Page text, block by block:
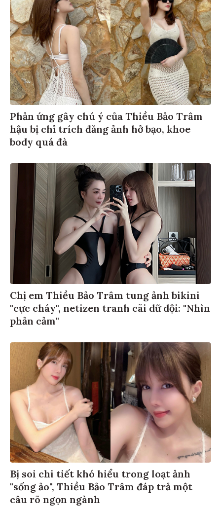
Phản ứng gây chú ý của Thiều Bảo Trâm
hậu bị chỉ trích đăng ảnh hở bạo, khoe
body quá đà
Chị em Thiều Bảo Trâm tung ảnh bikini
"cực cháy", netizen tranh cãi dữ dội: "Nhìn
phản cảm"
Bị soi chi tiết khó hiểu trong loạt ảnh
"sống ảo", Thiều Bảo Trâm đáp trả một
câu rõ ngọn ngành